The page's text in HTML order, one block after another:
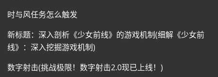
时与风任务怎么触发
新标题：深入剖析《少女前线》的游戏机制(细解《少女前
线》：深入挖掘游戏机制)
数字射击(挑战极限！数字射击2.0现已上线！)